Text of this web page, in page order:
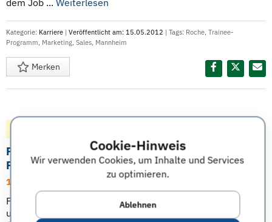
Cookie-Hinweis
Wir verwenden Cookies, um Inhalte und Services
zu optimieren.
Ablehnen
dem Job ... Weiterlesen
Kategorie: Karriere | Veröffentlicht am: 15.05.2012 | Tags: Roche, Trainee-
Programm, Marketing, Sales, Mannheim
Merken
Ferrero Career Day - Sales, 07.11.11,
Frankfurt/Main
14.10.11 | Bewerbungsschluss
Ferrero gehört mit den Marken wie beispielsweise nutella
und Mon Chéri, zu den namhaftesten Unternehmen der